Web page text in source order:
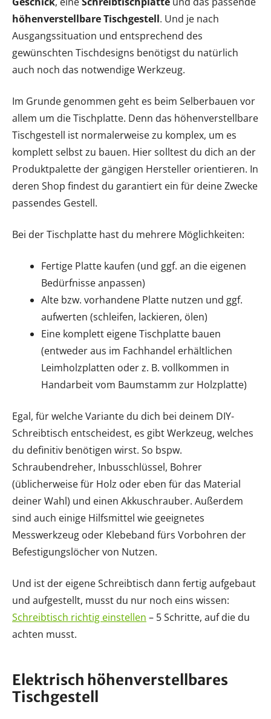
höhenverstellbare Tischgestell. Und je nach
Ausgangssituation und entsprechend des
gewünschten Tischdesigns benötigst du natürlich
auch noch das notwendige Werkzeug.
Im Grunde genommen geht es beim Selberbauen vor
allem um die Tischplatte. Denn das höhenverstellbare
Tischgestell ist normalerweise zu komplex, um es
komplett selbst zu bauen. Hier solltest du dich an der
Produktpalette der gängigen Hersteller orientieren. In
deren Shop findest du garantiert ein für deine Zwecke
passendes Gestell.
Bei der Tischplatte hast du mehrere Möglichkeiten:
Fertige Platte kaufen (und ggf. an die eigenen
Bedürfnisse anpassen)
Alte bzw. vorhandene Platte nutzen und ggf.
aufwerten (schleifen, lackieren, ölen)
Eine komplett eigene Tischplatte bauen
(entweder aus im Fachhandel erhältlichen
Leimholzplatten oder z. B. vollkommen in
Handarbeit vom Baumstamm zur Holzplatte)
Egal, für welche Variante du dich bei deinem DIY-
Schreibtisch entscheidest, es gibt Werkzeug, welches
du definitiv benötigen wirst. So bspw.
Schraubendreher, Inbusschlüssel, Bohrer
(üblicherweise für Holz oder eben für das Material
deiner Wahl) und einen Akkuschrauber. Außerdem
sind auch einige Hilfsmittel wie geeignetes
Messwerkzeug oder Klebeband fürs Vorbohren der
Befestigungslöcher von Nutzen.
Und ist der eigene Schreibtisch dann fertig aufgebaut
und aufgestellt, musst du nur noch eins wissen:
Schreibtisch richtig einstellen – 5 Schritte, auf die du
achten musst.
Elektrisch höhenverstellbares
Tischgestell